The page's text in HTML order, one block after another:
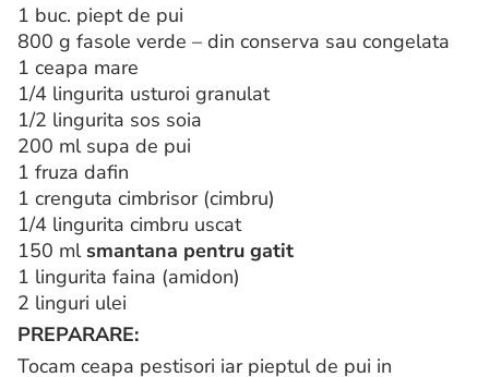
1 buc. piept de pui
800 g fasole verde – din conserva sau congelata
1 ceapa mare
1/4 lingurita usturoi granulat
1/2 lingurita sos soia
200 ml supa de pui
1 fruza dafin
1 crenguta cimbrisor (cimbru)
1/4 lingurita cimbru uscat
150 ml smantana pentru gatit
1 lingurita faina (amidon)
2 linguri ulei
PREPARARE:
Tocam ceapa pestisori iar pieptul de pui in